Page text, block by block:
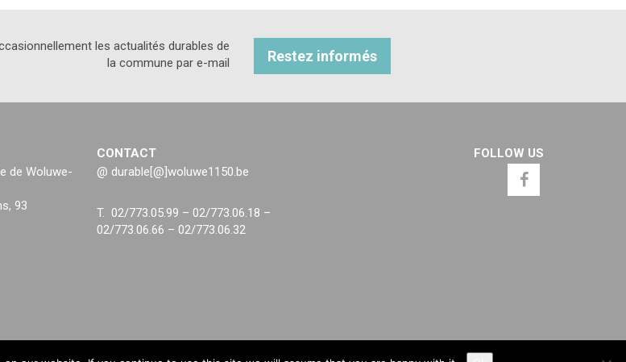
les actualités durables de
la commune par e-mail
Restez informés
de Woluwe-
93
CONTACT
@ durable[@]woluwe1150.be
T. 02/773.05.99 – 02/773.06.18 –
02/773.06.66 – 02/773.06.32
FOLLOW US